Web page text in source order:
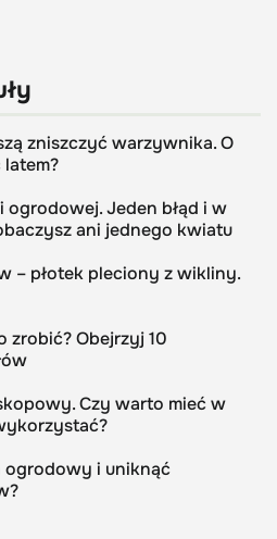
zniszczyć warzywnika. O
Jeden błąd i w
ani jednego kwiatu
– płotek pleciony z wikliny.
zrobić? Obejrzyj 10
Czy warto mieć w
ogrodowy i uniknąć